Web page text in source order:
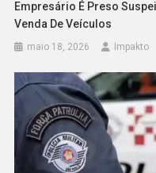
Empresário É Preso
Venda De Veículos
maio 18, 2026 Impakto